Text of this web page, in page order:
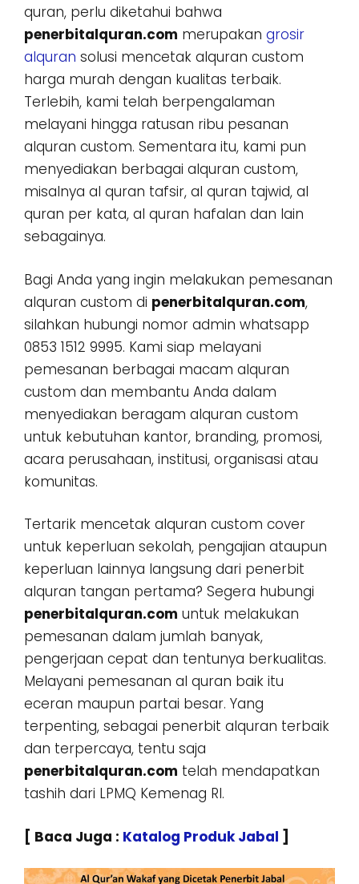
quran, perlu diketahui bahwa
penerbitalquran.com merupakan grosir
alquran solusi mencetak alquran custom
harga murah dengan kualitas terbaik.
Terlebih, kami telah berpengalaman
melayani hingga ratusan ribu pesanan
alquran custom. Sementara itu, kami pun
menyediakan berbagai alquran custom,
misalnya al quran tafsir, al quran tajwid, al
quran per kata, al quran hafalan dan lain
sebagainya.
Bagi Anda yang ingin melakukan pemesanan
alquran custom di penerbitalquran.com,
silahkan hubungi nomor admin whatsapp
0853 1512 9995. Kami siap melayani
pemesanan berbagai macam alquran
custom dan membantu Anda dalam
menyediakan beragam alquran custom
untuk kebutuhan kantor, branding, promosi,
acara perusahaan, institusi, organisasi atau
komunitas.
Tertarik mencetak alquran custom cover
untuk keperluan sekolah, pengajian ataupun
keperluan lainnya langsung dari penerbit
alquran tangan pertama? Segera hubungi
penerbitalquran.com untuk melakukan
pemesanan dalam jumlah banyak,
pengerjaan cepat dan tentunya berkualitas.
Melayani pemesanan al quran baik itu
eceran maupun partai besar. Yang
terpenting, sebagai penerbit alquran terbaik
dan terpercaya, tentu saja
penerbitalquran.com telah mendapatkan
tashih dari LPMQ Kemenag RI.
[ Baca Juga : Katalog Produk Jabal ]